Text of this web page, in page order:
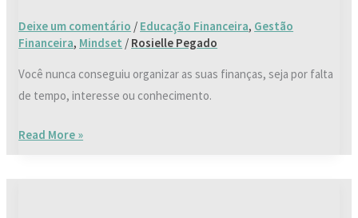
Deixe um comentário / Educação Financeira, Gestão
Financeira, Mindset / Rosielle Pegado
Você nunca conseguiu organizar as suas finanças, seja por falta
de tempo, interesse ou conhecimento.
Read More »